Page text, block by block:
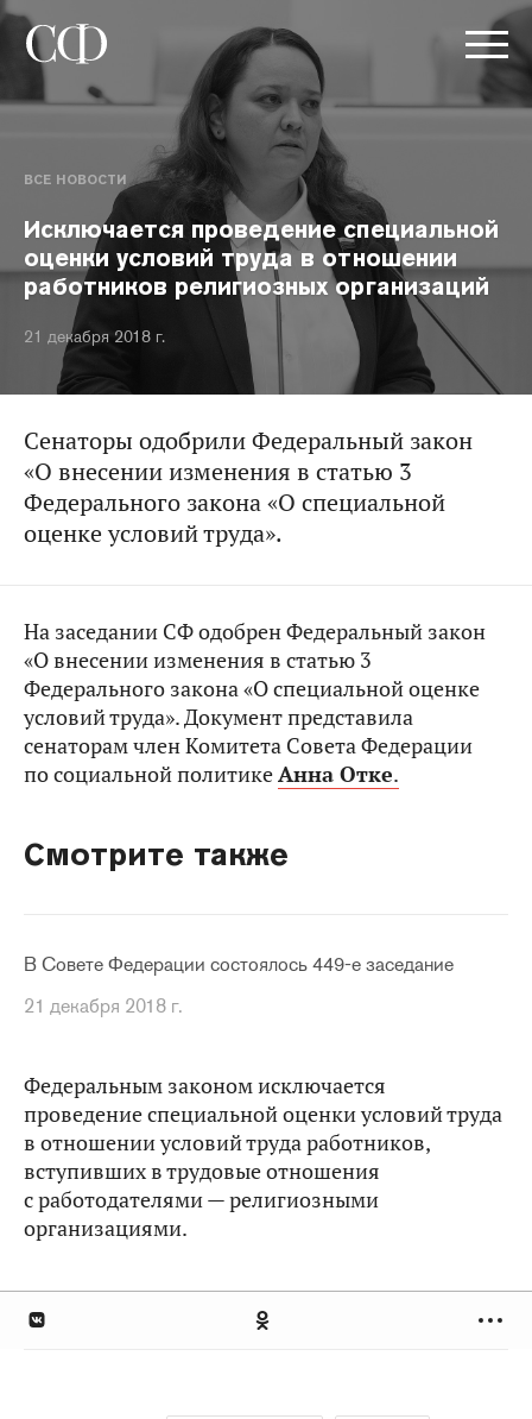
ВСЕ НОВОСТИ
Исключается проведение специальной
оценки условий труда в отношении
работников религиозных организаций
21 декабря 2018 г.
Сенаторы одобрили Федеральный закон
«О внесении изменения в статью 3
Федерального закона «О специальной
оценке условий труда».
На заседании СФ одобрен Федеральный закон
«О внесении изменения в статью 3
Федерального закона «О специальной оценке
условий труда». Документ представила
сенаторам член Комитета Совета Федерации
по социальной политикеАнна Отке.
Смотрите также
В Совете Федерации состоялось 449-е заседание
21 декабря 2018 г.
Федеральным законом исключается
проведение специальной оценки условий труда
в отношении условий труда работников,
вступивших в трудовые отношения
с работодателями — религиозными
организациями.